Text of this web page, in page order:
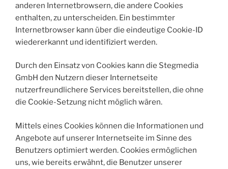
anderen Internetbrowsern, die andere Cookies
enthalten, zu unterscheiden. Ein bestimmter
Internetbrowser kann über die eindeutige Cookie-ID
wiedererkannt und identifiziert werden.
Durch den Einsatz von Cookies kann die Stegmedia
GmbH den Nutzern dieser Internetseite
nutzerfreundlichere Services bereitstellen, die ohne
die Cookie-Setzung nicht möglich wären.
Mittels eines Cookies können die Informationen und
Angebote auf unserer Internetseite im Sinne des
Benutzers optimiert werden. Cookies ermöglichen
uns, wie bereits erwähnt, die Benutzer unserer